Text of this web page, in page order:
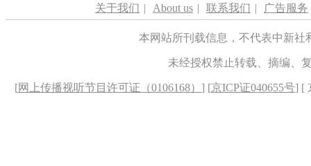
关于我们 | About us | 联系我们 | 广告服务
本网站所刊载信息，不代表中新
未经授权禁止转载、摘编、
[网上传播视听节目许可证（0106168） ] [京ICP证040655号] [